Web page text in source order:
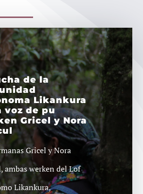
de la
Likankura
voz de pu
Gricel y Nora
Gricel y Nora
ambas werken del Lof
Likankura,
de
vuelve a
en juzgado
26 de abril se dio